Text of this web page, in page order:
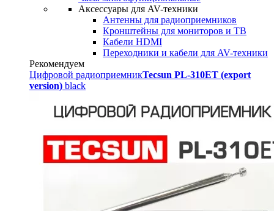
Аксессуары для AV-техники
Антенны для радиоприемников
Кронштейны для мониторов и ТВ
Кабели HDMI
Переходники и кабели для AV-техники
Рекомендуем
Цифровой радиоприемникTecsun PL-310ET (export
version) black